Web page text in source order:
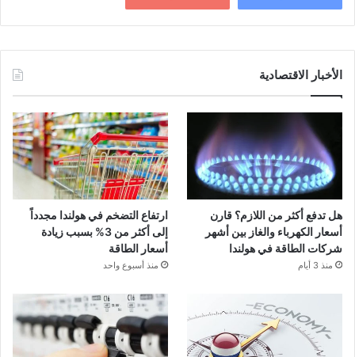
الأخبار الاقتصادية
هل تدفع أكثر من اللازم؟ قارن
أسعار الكهرباء والغاز بين أشهر
شركات الطاقة في هولندا
منذ 3 أيام
ارتفاع التضخم في هولندا مجدداً
إلى أكثر من 3% بسبب زيادة
أسعار الطاقة
منذ أسبوع واحد